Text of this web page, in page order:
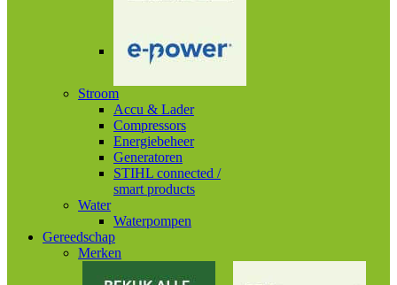
Stroom
Accu & Lader
Compressors
Energiebeheer
Generatoren
STIHL connected /
smart products
Water
Waterpompen
Gereedschap
Merken